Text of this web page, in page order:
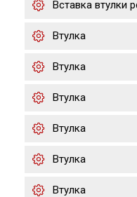
Вставка втулки
Втулка
Втулка
Втулка
Втулка
Втулка
Втулка